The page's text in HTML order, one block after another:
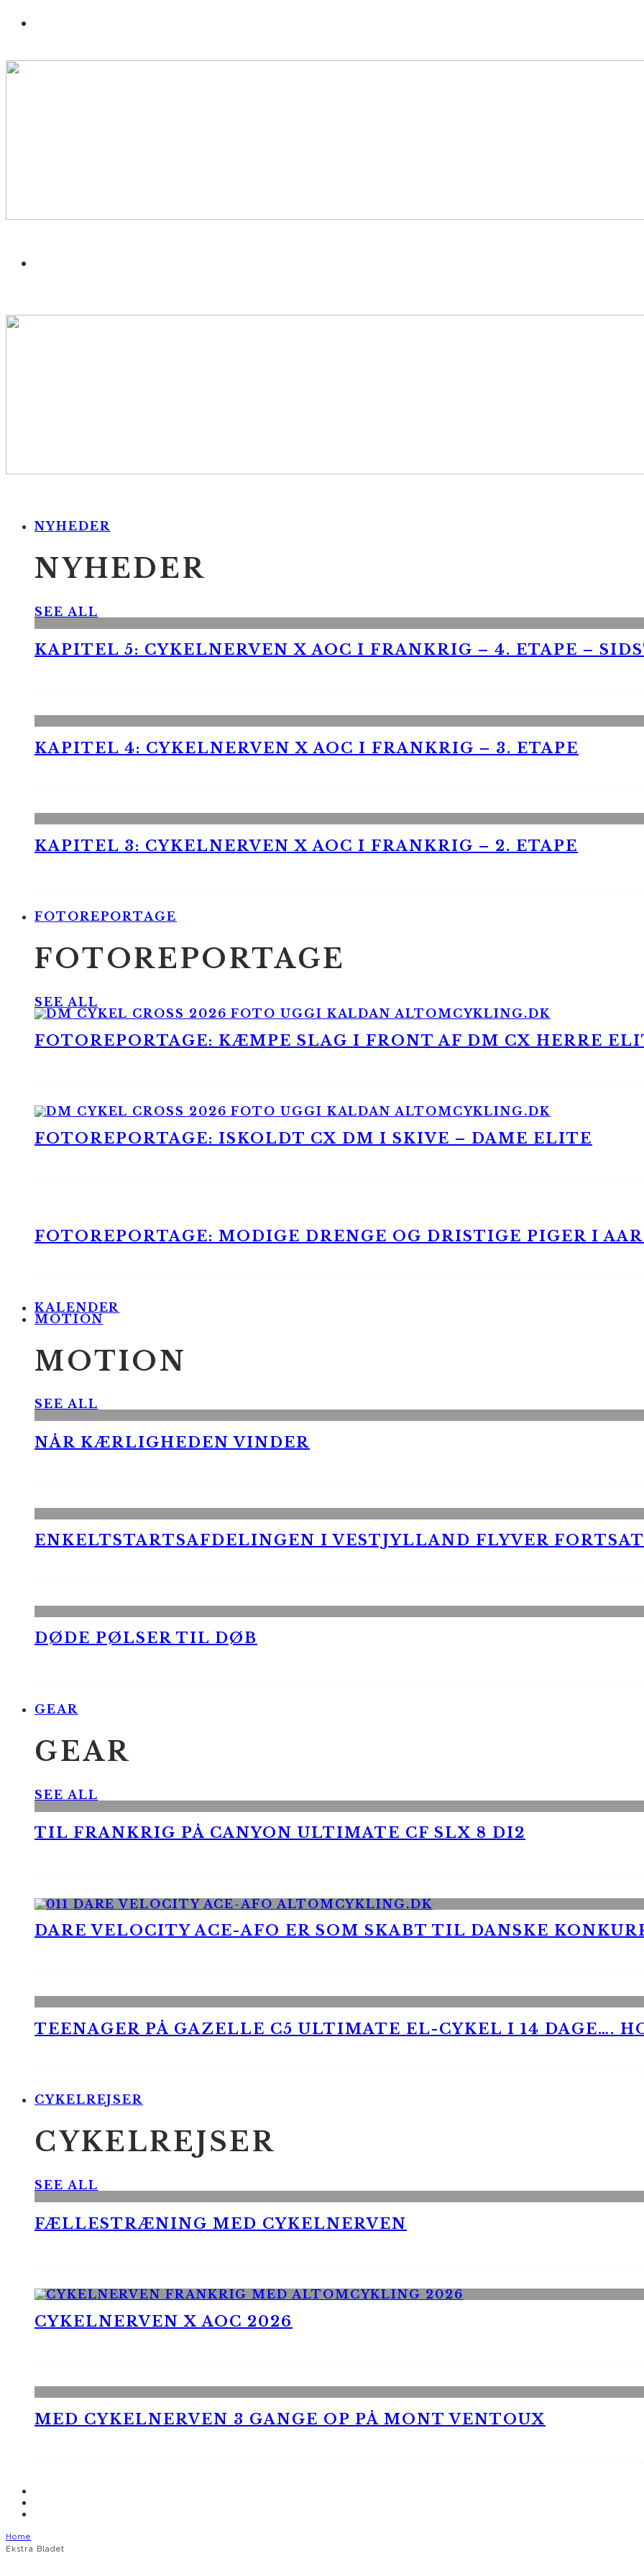
NYHEDER
NYHEDER
SEE ALL
KAPITEL 5: CYKELNERVEN X AOC I FRANKRIG – 4. ETAPE –
KAPITEL 4: CYKELNERVEN X AOC I FRANKRIG – 3. ETAPE
KAPITEL 3: CYKELNERVEN X AOC I FRANKRIG – 2. ETAPE
FOTOREPORTAGE
FOTOREPORTAGE
SEE ALL
FOTOREPORTAGE: KÆMPE SLAG I FRONT AF DM CX HERRE
FOTOREPORTAGE: ISKOLDT CX DM I SKIVE – DAME ELITE
FOTOREPORTAGE: MODIGE DRENGE OG DRISTIGE PIGER I
KALENDER
MOTION
MOTION
SEE ALL
NÅR KÆRLIGHEDEN VINDER
ENKELTSTARTSAFDELINGEN I VESTJYLLAND FLYVER
DØDE PØLSER TIL DØB
GEAR
GEAR
SEE ALL
TIL FRANKRIG PÅ CANYON ULTIMATE CF SLX 8 DI2
DARE VELOCITY ACE-AFO ER SOM SKABT TIL DANSKE
TEENAGER PÅ GAZELLE C5 ULTIMATE EL-CYKEL I 14 DAGE….
CYKELREJSER
CYKELREJSER
SEE ALL
FÆLLESTRÆNING MED CYKELNERVEN
CYKELNERVEN X AOC 2026
MED CYKELNERVEN 3 GANGE OP PÅ MONT VENTOUX
Home
Ekstra Bladet